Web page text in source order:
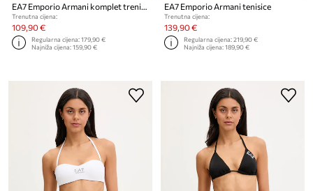
Trenutna cijena:
109,90 €
Regularna cijena:179,90 €
Najniža cijena:159,90 €
EA7 Emporio Armani tenisice
Trenutna cijena:
139,90 €
Regularna cijena:219,90 €
Najniža cijena:189,90 €